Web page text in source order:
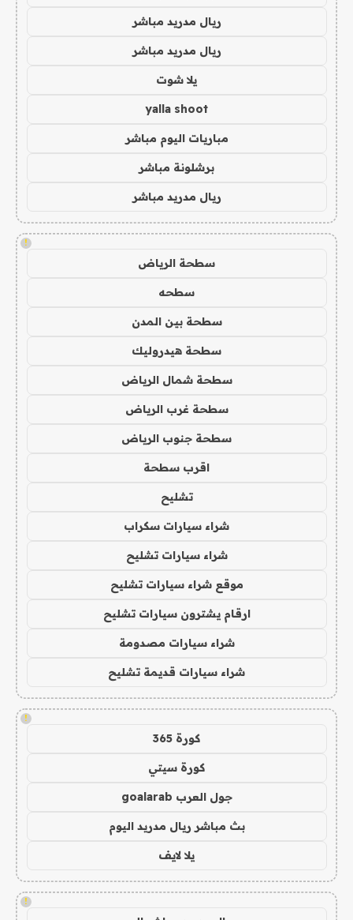
ريال مدريد مباشر
ريال مدريد مباشر
يلا شوت
yalla shoot
مباريات اليوم مباشر
برشلونة مباشر
ريال مدريد مباشر
!
سطحة الرياض
سطحه
سطحة بين المدن
سطحة هيدروليك
سطحة شمال الرياض
سطحة غرب الرياض
سطحة جنوب الرياض
اقرب سطحة
تشليح
شراء سيارات سكراب
شراء سيارات تشليح
موقع شراء سيارات تشليح
ارقام يشترون سيارات تشليح
شراء سيارات مصدومة
شراء سيارات قديمة تشليح
!
كورة 365
كورة سيتي
جول العرب goalarab
بث مباشر ريال مدريد اليوم
يلا لايف
!